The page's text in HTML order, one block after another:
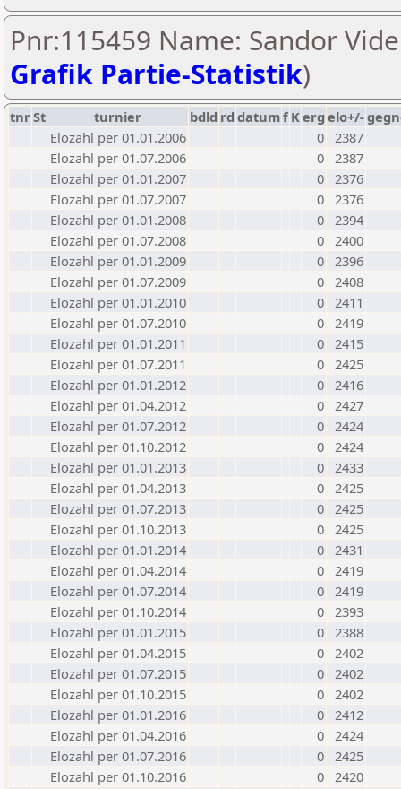
Pnr:115459 Name: Sandor
Grafik Partie-Statistik)
tnrSt turnier bdld rd datumf Kerg elo+/-
Elozahl per 01.01.2006
0 2387
Elozahl per 01.07.2006
0 2387
Elozahl per 01.01.2007
0 2376
Elozahl per 01.07.2007
0 2376
Elozahl per 01.01.2008
0 2394
Elozahl per 01.07.2008
0 2400
Elozahl per 01.01.2009
0 2396
Elozahl per 01.07.2009
0 2408
Elozahl per 01.01.2010
0 2411
Elozahl per 01.07.2010
0 2419
Elozahl per 01.01.2011
0 2415
Elozahl per 01.07.2011
0 2425
Elozahl per 01.01.2012
0 2416
Elozahl per 01.04.2012
0 2427
Elozahl per 01.07.2012
0 2424
Elozahl per 01.10.2012
0 2424
Elozahl per 01.01.2013
0 2433
Elozahl per 01.04.2013
0 2425
Elozahl per 01.07.2013
0 2425
Elozahl per 01.10.2013
0 2425
Elozahl per 01.01.2014
0 2431
Elozahl per 01.04.2014
0 2419
Elozahl per 01.07.2014
0 2419
Elozahl per 01.10.2014
0 2393
Elozahl per 01.01.2015
0 2388
Elozahl per 01.04.2015
0 2402
Elozahl per 01.07.2015
0 2402
Elozahl per 01.10.2015
0 2402
Elozahl per 01.01.2016
0 2412
Elozahl per 01.04.2016
0 2424
Elozahl per 01.07.2016
0 2425
Elozahl per 01.10.2016
0 2420